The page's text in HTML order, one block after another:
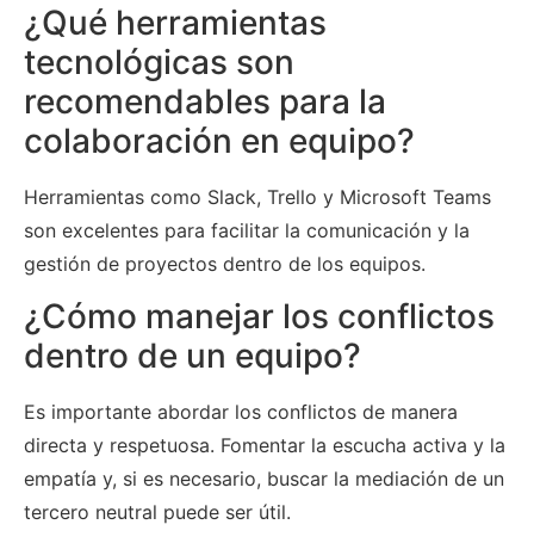
¿Qué herramientas
tecnológicas son
recomendables para la
colaboración en equipo?
Herramientas como Slack, Trello y Microsoft Teams
son excelentes para facilitar la comunicación y la
gestión de proyectos dentro de los equipos.
¿Cómo manejar los conflictos
dentro de un equipo?
Es importante abordar los conflictos de manera
directa y respetuosa. Fomentar la escucha activa y la
empatía y, si es necesario, buscar la mediación de un
tercero neutral puede ser útil.